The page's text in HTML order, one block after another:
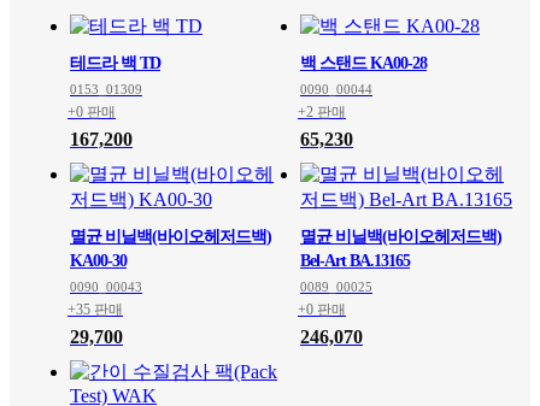
테드라 백 TD
0153_01309
+0 판매
167,200
백 스탠드 KA00-28
0090_00044
+2 판매
65,230
멸균 비닐백(바이오헤저드백)
KA00-30
0090_00043
+35 판매
29,700
멸균 비닐백(바이오헤저드백)
Bel-Art BA.13165
0089_00025
+0 판매
246,070